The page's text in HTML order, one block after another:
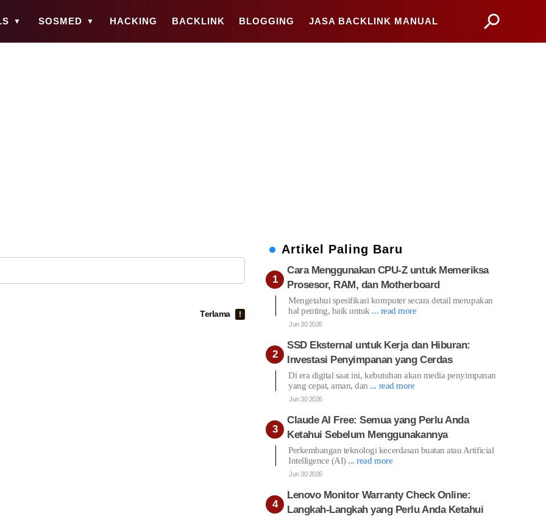
SOSMED HACKING BACKLINK BLOGGING JASA BACKLINK MANUAL
Terlama
Artikel Paling Baru
Cara Menggunakan CPU-Z untuk Memeriksa
Prosesor, RAM, dan Motherboard
Mengetahui spesifikasi komputer secara detail merupakan
hal penting, baik untuk ... read more
Jun 30 2026
SSD Eksternal untuk Kerja dan Hiburan:
Investasi Penyimpanan yang Cerdas
Di era digital saat ini, kebutuhan akan media penyimpanan
yang cepat, aman, dan ... read more
Jun 30 2026
Claude AI Free: Semua yang Perlu Anda
Ketahui Sebelum Menggunakannya
Perkembangan teknologi kecerdasan buatan atau Artificial
Intelligence (AI) ... read more
Jun 30 2026
Lenovo Monitor Warranty Check Online:
Langkah-Langkah yang Perlu Anda Ketahui